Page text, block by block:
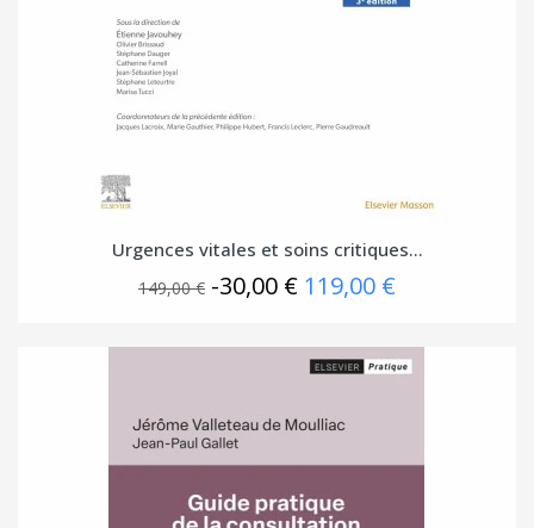
Urgences vitales et soins critiques...
149,00 € -30,00 € 119,00 €